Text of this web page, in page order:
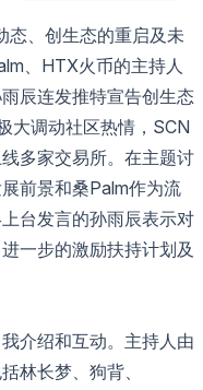
态、创生态的重启及未
、HTX火币的主持人
辰连发推特宣告创生态
大调动社区热情，SCN
多家交易所。在主题讨
前景和桑Palm作为流
台发言的孙雨辰表示对
一步的激励扶持计划及
介绍和互动。主持人由
林长梦、狗背、